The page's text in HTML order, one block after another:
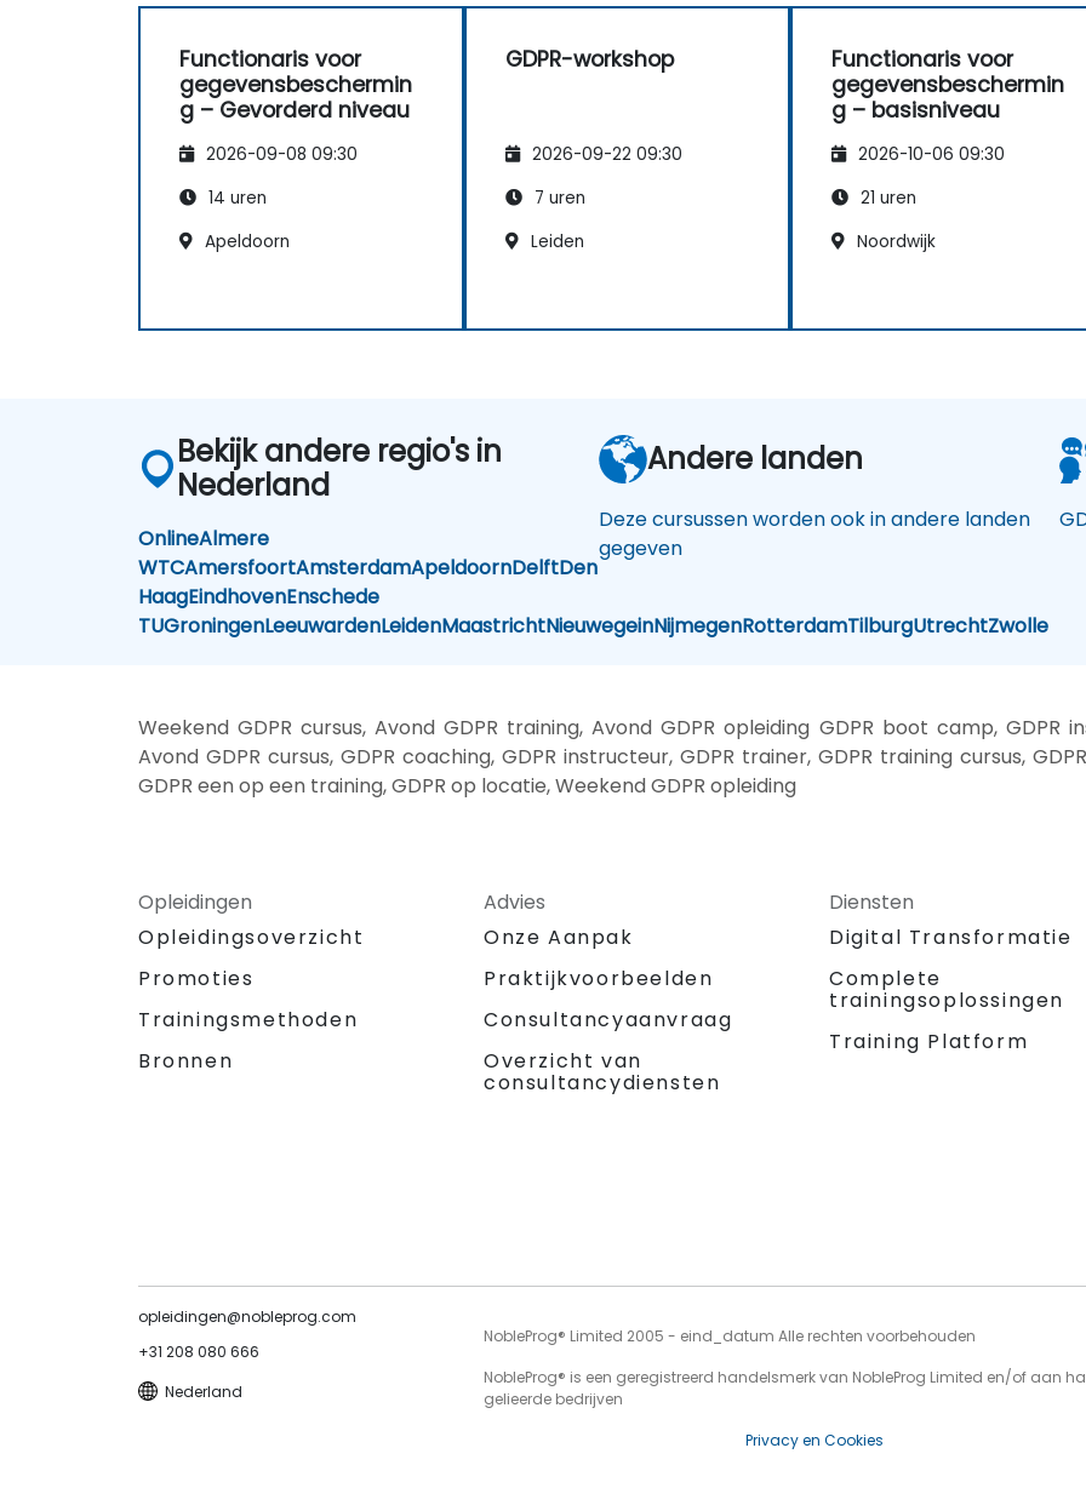
Functionaris voor
gegevensbeschermin
g – Gevorderd niveau
2026-09-08 09:30
14 uren
Apeldoorn
GDPR-workshop
2026-09-22 09:30
7 uren
Leiden
Functionaris voor
gegevensbeschermin
g – basisniveau
2026-10-06 09:30
21 uren
Noordwijk
Bekijk andere regio's in
Nederland
OnlineAlmere
WTCAmersfoortAmsterdamApeldoornDelftDen
HaagEindhovenEnschede
TUGroningenLeeuwardenLeidenMaastrichtNieuwegeinNijmegenRotterdamTilburgUtrechtZwolle
Andere landen
Deze cursussen worden ook in andere landen
gegeven
Weekend GDPR cursus, Avond GDPR training, Avond GDPR opleiding GDPR boot camp, GDPR
Avond GDPR cursus, GDPR coaching, GDPR instructeur, GDPR trainer, GDPR training cursus,
GDPR een op een training, GDPR op locatie, Weekend GDPR opleiding
Opleidingen
Opleidingsoverzicht
Promoties
Trainingsmethoden
Bronnen
Advies
Onze Aanpak
Praktijkvoorbeelden
Consultancyaanvraag
Overzicht van
consultancydiensten
Diensten
Digital Transformatie
Complete
trainingsoplossingen
Training Platform
opleidingen@nobleprog.com
+31 208 080 666
Nederland
NobleProg® Limited 2005 - eind_datum Alle rechten voorbehouden
NobleProg® is een geregistreerd handelsmerk van NobleProg Limited en/of aan
gelieerde bedrijven
Privacy en Cookies